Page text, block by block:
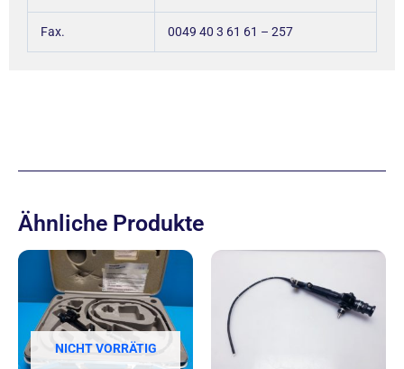
Fax. 0049 40 3 61 61 – 257
Ähnliche Produkte
NICHT VORRÄTIG